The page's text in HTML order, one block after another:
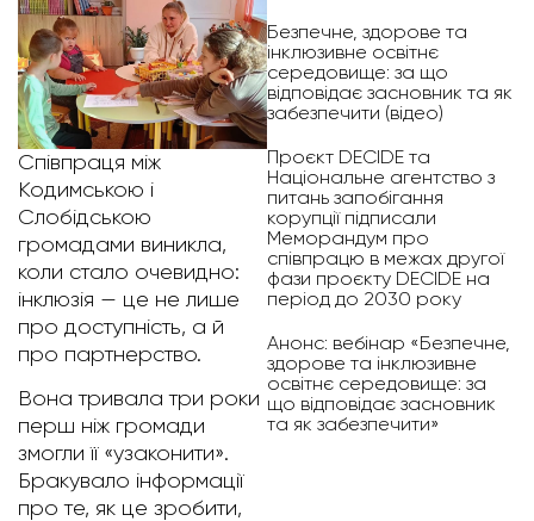
Співпраця між
Кодимською і
Слобідською
громадами виникла,
коли стало очевидно:
інклюзія — це не лише
про доступність, а й
про партнерство.
Вона тривала три роки
перш ніж громади
змогли її «узаконити».
Бракувало інформації
про те, як це зробити,
Безпечне, здорове та
інклюзивне освітнє
середовище: за що
відповідає засновник та як
забезпечити (відео)
Проєкт DECIDE та
Національне агентство з
питань запобігання
корупції підписали
Меморандум про
співпрацю в межах другої
фази проєкту DECIDE на
період до 2030 року
Анонс: вебінар «Безпечне,
здорове та інклюзивне
освітнє середовище: за
що відповідає засновник
та як забезпечити»